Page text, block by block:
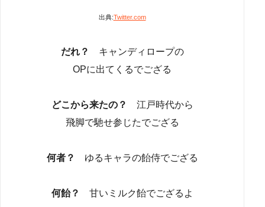
出典:Twitter.com
だれ？ キャンディロープの
OPに出てくるでござる
どこから来たの？ 江戸時代から
飛脚で馳せ参じたでござる
何者？ ゆるキャラの飴侍でござる
何飴？ 甘いミルク飴でござるよ